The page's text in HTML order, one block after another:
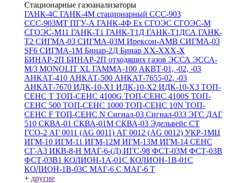
Стационарные газоанализаторы
ГАНК-4С ГАНК-4М стационарный ССС-903
ССС-903МТ ПГУ-А ГАНК-4Ф Ex СГОЭС СГОЭС-М
СГОЭС-М11 ГАНК-Т1 ГАНК-Т1Д ГАНК-Т1ДСА ГАНК-
Т2 СИГМА-03 СИГМА-03М Ирексон-АМВ СИГМА-03
SF6 СИГМА-1М Бинар-2Д Бинар ХХ-ХХХ-Х
БИНАР-2П БИНАР-2П отходящих газов ЭССА ЭССА-
М/3 MONOLIT XL ГАММА-100 АКВТ-01, -02, -03
АНКАТ-410 АНКАТ-500 АНКАТ-7655-02, -03
АНКАТ-7670 ИДК-10-Х1 ИДК-10-Х2 ИДК-10-Х3 ТОП-
СЕНС Т ТОП-СЕНС 4100G ТОП-СЕНС 4100S ТОП-
СЕНС 500 ТОП-СЕНС 1000 ТОП-СЕНС 10N ТОП-
СЕНС F ТОП-СЕНС N Сигнал-03 Сигнал-033 ЭГС ДАГ
510 СКВА-01 СКВА-01М СКВА-03 Эдельвейс СТ
ГСО-2 АГ 0011 (AG 0011) АГ 0012 (AG 0012) УКР-1МЦ
ИГМ-10 ИГМ-11 ИГМ-12М ИГМ-13М ИГМ-14 СЕНС
СГ-А3 ИКВ-8-Н МАГ-6-(Д) ИГС-98 ФСТ-03М ФСТ-03В
ФСТ-03В1 КОЛИОН-1А-01С КОЛИОН-1В-01С
КОЛИОН-1В-03С МАГ-6 С МАГ-6 Т
+ другие